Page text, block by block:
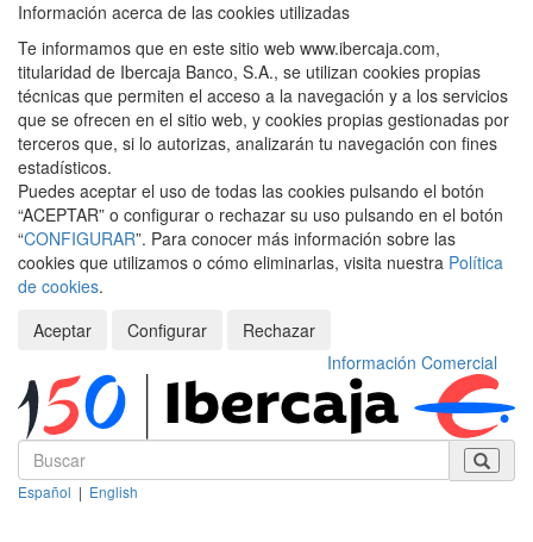
Información acerca de las cookies utilizadas
Te informamos que en este sitio web www.ibercaja.com,
titularidad de Ibercaja Banco, S.A., se utilizan cookies propias
técnicas que permiten el acceso a la navegación y a los servicios
que se ofrecen en el sitio web, y cookies propias gestionadas por
terceros que, si lo autorizas, analizarán tu navegación con fines
estadísticos.
Puedes aceptar el uso de todas las cookies pulsando el botón
“ACEPTAR” o configurar o rechazar su uso pulsando en el botón
“CONFIGURAR”. Para conocer más información sobre las
cookies que utilizamos o cómo eliminarlas, visita nuestra Política
de cookies.
Aceptar
Configurar
Rechazar
Información Comercial
Español | English